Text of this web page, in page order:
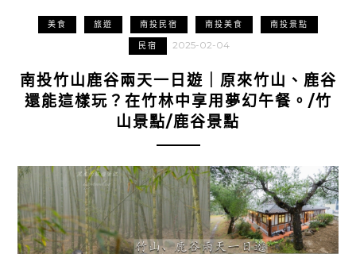
美食 旅遊 南投民宿 南投美食 南投景點
民宿 2025-02-04
南投竹山鹿谷兩天一日遊｜原來竹山、鹿谷
還能這樣玩？在竹林中享用夢幻午餐。/竹
山景點/鹿谷景點